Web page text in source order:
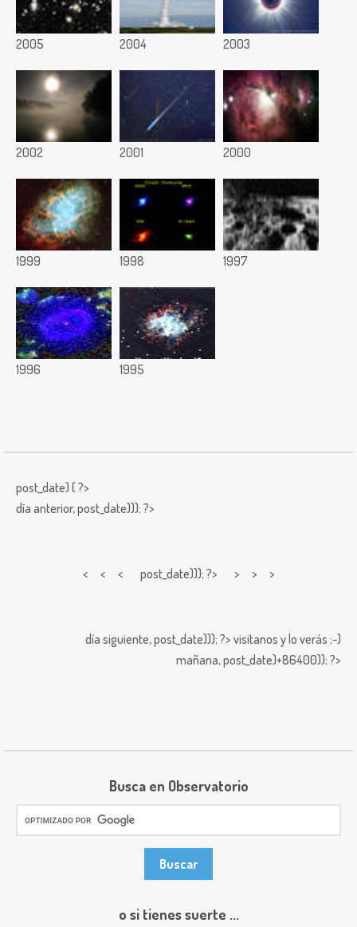
2005 2004 2003
2002 2001 2000
1999 1998 1997
1996 1995
post_date) { ?>
día anterior,post_date))); ?>
< < < post_date))); ?> > > >
día siguiente,post_date))); ?> visitanos y lo verás ;-)
mañana,post_date)+86400)); ?>
Busca en Observatorio
o si tienes suerte ...